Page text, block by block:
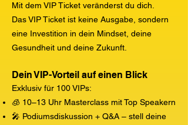
Mit dem VIP Ticket veränderst du dich.
Das VIP Ticket ist keine Ausgabe, sondern
eine Investition in dein Mindset, deine
Gesundheit und deine Zukunft.
Dein VIP-Vorteil auf einen Blick
Exklusiv für 100 VIPs:
🧊 10–13 Uhr Masterclass mit Top Speakern
🎤 Podiumsdiskussion + Q&A – stell deine